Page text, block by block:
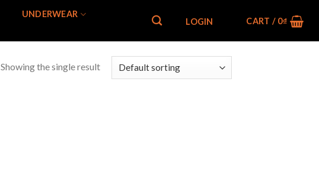
UNDERWEAR
LOGIN CART / 0₫
Showing the single result